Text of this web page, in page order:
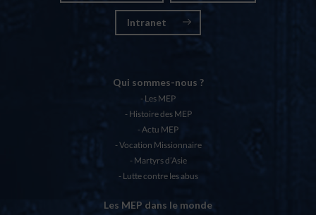
Intranet
Qui sommes-nous ?
Les MEP
Histoire des MEP
Actu MEP
Vocation Missionnaire
Martyrs d’Asie
Lutte contre les abus
Les MEP dans le monde